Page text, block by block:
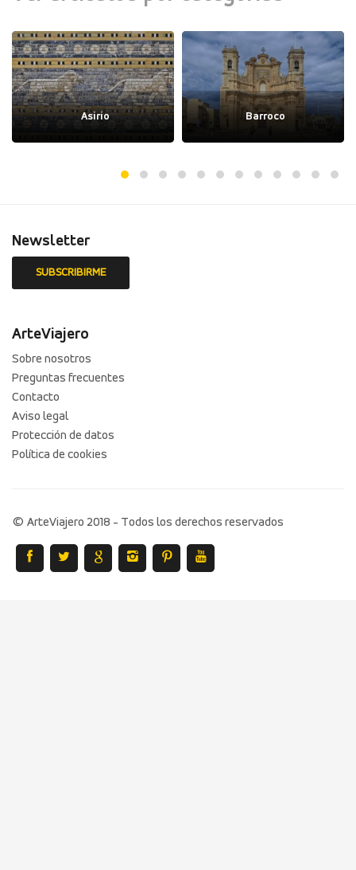
Asirio Barroco
Newsletter
ArteViajero
Sobre nosotros
Preguntas frecuentes
Contacto
Aviso legal
Protección de datos
Política de cookies
© ArteViajero 2018 - Todos los derechos reservados